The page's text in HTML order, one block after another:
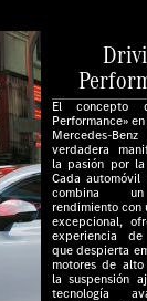
El concepto
Performance»
Mercedes-
verdadera
la pasión por
Cada
combina
rendimiento con
excepcional,
experiencia
que despierta
motores de
la suspensión
tecnología